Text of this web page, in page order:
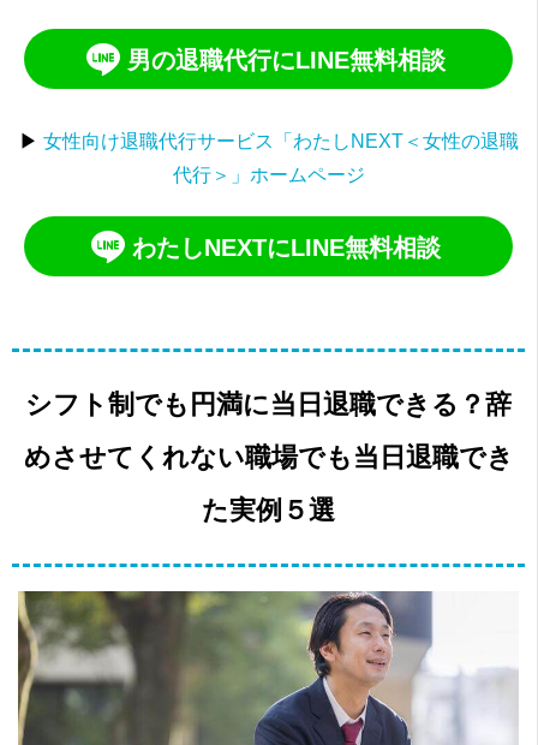
男の退職代行にLINE無料相談
▶ 女性向け退職代行サービス「わたしNEXT＜女性の退職
代行＞」ホームページ
わたしNEXTにLINE無料相談
シフト制でも円満に当日退職できる？辞
めさせてくれない職場でも当日退職でき
た実例５選